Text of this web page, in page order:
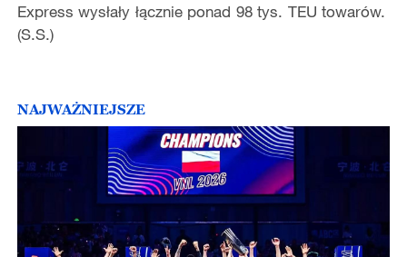
Express wysłały łącznie ponad 98 tys. TEU towarów.
(S.S.)
NAJWAŻNIEJSZE